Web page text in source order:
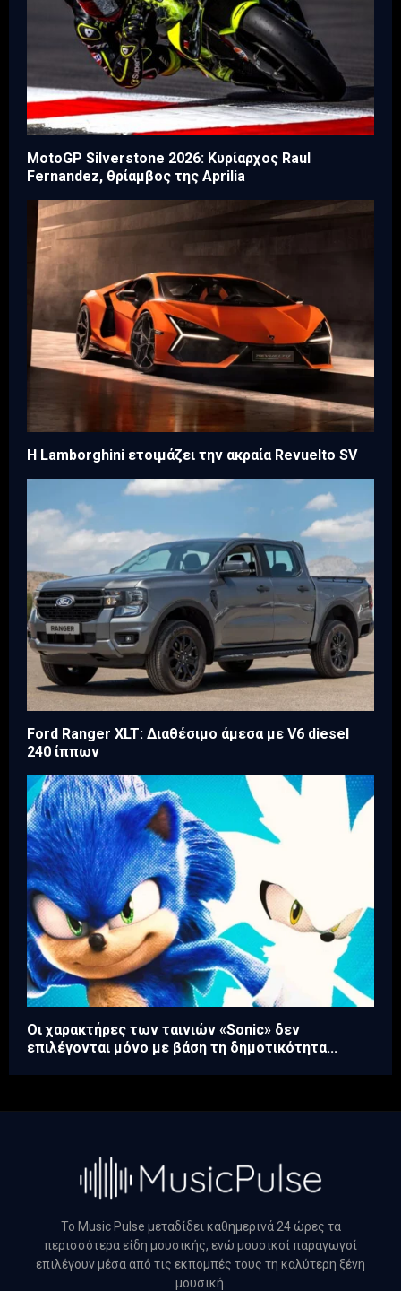
MotoGP Silverstone 2026: Κυρίαρχος Raul
Fernandez, θρίαμβος της Aprilia
Η Lamborghini ετοιμάζει την ακραία Revuelto SV
Ford Ranger XLT: Διαθέσιμο άμεσα με V6 diesel
240 ίππων
Οι χαρακτήρες των ταινιών «Sonic» δεν
επιλέγονται μόνο με βάση τη δημοτικότητα...
Το Music Pulse μεταδίδει καθημερινά 24 ώρες τα
περισσότερα είδη μουσικής, ενώ μουσικοί παραγωγοί
επιλέγουν μέσα από τις εκπομπές τους τη καλύτερη ξένη
μουσική.